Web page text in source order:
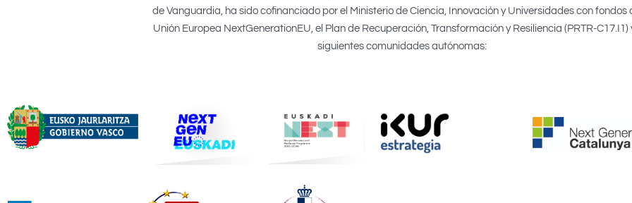
de Vanguardia, ha sido cofinanciado por el Ministerio de Ciencia, Innovación y Universidades con fondos
Unión Europea NextGenerationEU, el Plan de Recuperación, Transformación y Resiliencia (PRTR-C17.I1)
siguientes comunidades autónomas: